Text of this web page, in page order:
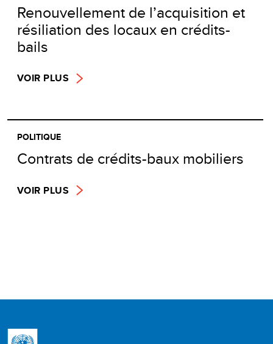
Renouvellement de l’acquisition et
résiliation des locaux en crédits-
bails
VOIR PLUS
POLITIQUE
Contrats de crédits-baux mobiliers
VOIR PLUS